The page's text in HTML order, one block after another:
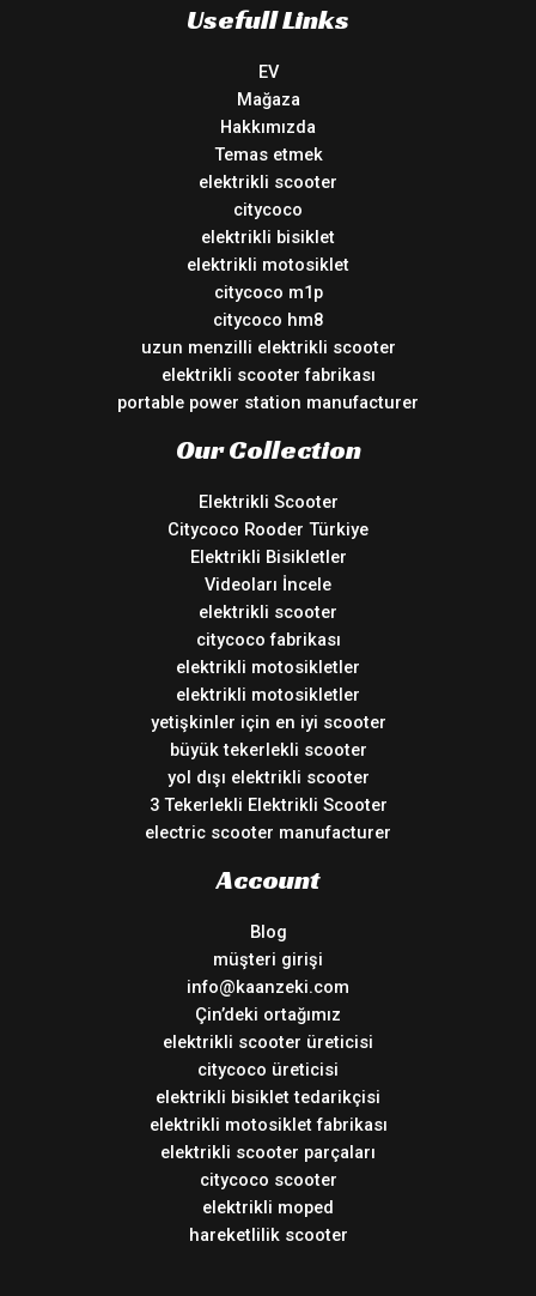
Usefull Links
EV
Mağaza
Hakkımızda
Temas etmek
elektrikli scooter
citycoco
elektrikli bisiklet
elektrikli motosiklet
citycoco m1p
citycoco hm8
uzun menzilli elektrikli scooter
elektrikli scooter fabrikası
portable power station manufacturer
Our Collection
Elektrikli Scooter
Citycoco Rooder Türkiye
Elektrikli Bisikletler
Videoları İncele
elektrikli scooter
citycoco fabrikası
elektrikli motosikletler
elektrikli motosikletler
yetişkinler için en iyi scooter
büyük tekerlekli scooter
yol dışı elektrikli scooter
3 Tekerlekli Elektrikli Scooter
electric scooter manufacturer
Account
Blog
müşteri girişi
info@kaanzeki.com
Çin’deki ortağımız
elektrikli scooter üreticisi
citycoco üreticisi
elektrikli bisiklet tedarikçisi
elektrikli motosiklet fabrikası
elektrikli scooter parçaları
citycoco scooter
elektrikli moped
hareketlilik scooter